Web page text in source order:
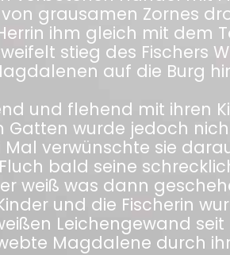
grausamen Zornes
ihm gleich mit dem
stieg des Fischers
auf die Burg
und flehend mit ihren
Gatten wurde jedoch
Mal verwünschte sie
bald seine
weiß was dann
und die Fischerin
Leichengewand
Magdalene durch